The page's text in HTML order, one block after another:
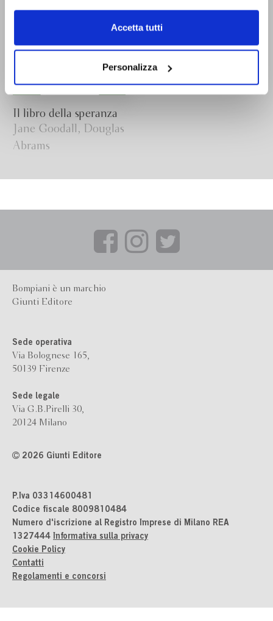
dell’informativa cookie.
Chiudendo il banner tramite la “X” prosegui la
dei soli cookie tecnici. Selezionando “Accetta tutti” presti
il tuo consenso alla profilazione che potrai revocare in
ogni momentoRevoca
Accetta tutti
Personalizza
Il libro della speranza
Jane Goodall, Douglas
Abrams
Bompiani è un marchio
Giunti Editore
Sede operativa
Via Bolognese 165,
50139 Firenze
Sede legale
Via G.B.Pirelli 30,
20124 Milano
2026 Giunti Editore
P.Iva 03314600481
Codice fiscale 8009810484
Numero d'iscrizione al Registro Imprese di Milano REA
1327444 Informativa sulla privacy
Cookie Policy
Contatti
Regolamenti e concorsi